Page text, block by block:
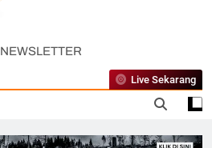
Disaster
Channel
NEWSLETTER
Live Sekarang